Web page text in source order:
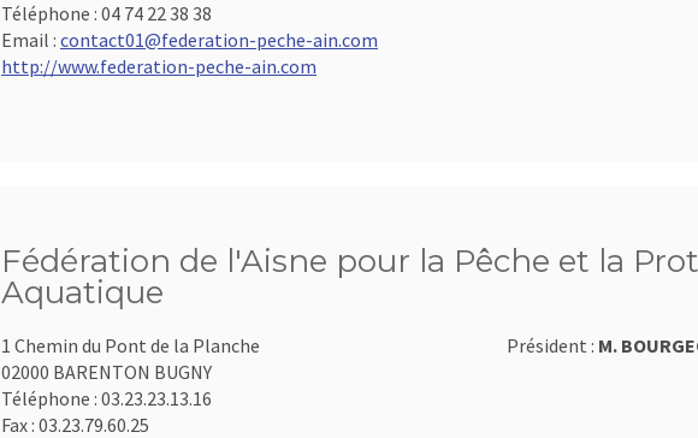
Téléphone : 04 74 22 38 38
Email : contact01@federation-peche-ain.com
http://www.federation-peche-ain.com
Fédération de l'Aisne pour la Pêche et la
Aquatique
1 Chemin du Pont de la Planche
02000 BARENTON BUGNY
Téléphone : 03.23.23.13.16
Fax : 03.23.79.60.25
Président : M.